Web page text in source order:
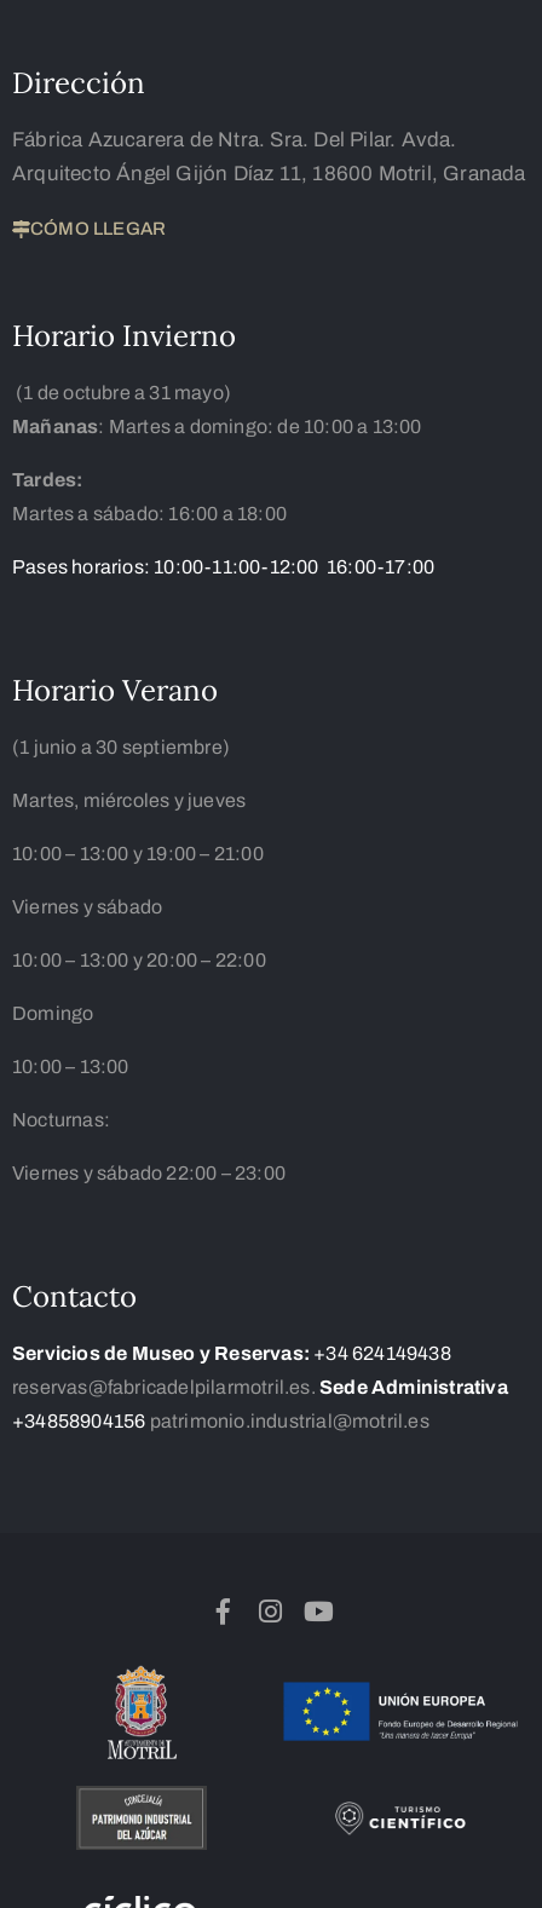
Dirección
Fábrica Azucarera de Ntra. Sra. Del Pilar. Avda.
Arquitecto Ángel Gijón Díaz 11, 18600 Motril, Granada
CÓMO LLEGAR
Horario Invierno
(1 de octubre a 31 mayo)
Mañanas: Martes a domingo: de 10:00 a 13:00
Tardes:
Martes a sábado: 16:00 a 18:00
Pases horarios: 10:00-11:00-12:00 16:00-17:00
Horario Verano
(1 junio a 30 septiembre)
Martes, miércoles y jueves
10:00 – 13:00 y 19:00 – 21:00
Viernes y sábado
10:00 – 13:00 y 20:00 – 22:00
Domingo
10:00 – 13:00
Nocturnas:
Viernes y sábado 22:00 – 23:00
Contacto
Servicios de Museo y Reservas: +34 624149438
reservas@fabricadelpilarmotril.es. Sede Administrativa
+34858904156 patrimonio.industrial@motril.es